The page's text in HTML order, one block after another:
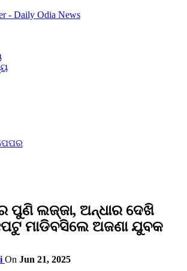
- Daily Odia News
ପୁଣି ଲଜ୍ଜା, ଅନ୍ଧାର ଦେଖି
ମାଡିବସିଲେ ଅଜଣା ଯୁବକ
On Jun 21, 2025